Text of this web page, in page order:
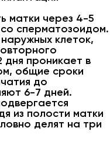
матки через 4-5
сперматозоидом.
клеток,
дня проникает в
общие сроки
до
6-7 дней.
из полости матки
делят на три